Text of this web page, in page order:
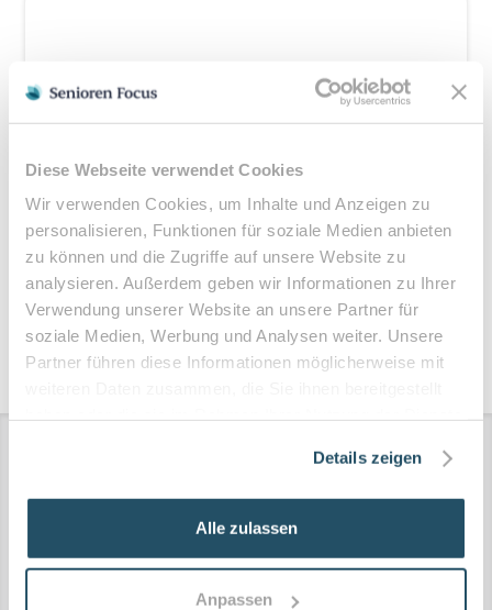
Diese Webseite verwendet Cookies
Wir verwenden Cookies, um Inhalte und Anzeigen zu
personalisieren, Funktionen für soziale Medien anbieten
zu können und die Zugriffe auf unsere Website zu
analysieren. Außerdem geben wir Informationen zu Ihrer
Verwendung unserer Website an unsere Partner für
soziale Medien, Werbung und Analysen weiter. Unsere
Partner führen diese Informationen möglicherweise mit
Details zeigen
Alle zulassen
Anpassen
Mit dem Absenden Ihrer Kontaktanfrage willigen Sie in die
Kontaktaufnahme per E-Mail und Telefon ein und bestätigen
die Kenntnisnahme unserer
weiteren Hinweisen zu Widerrufs- und Betroffenenrechten.